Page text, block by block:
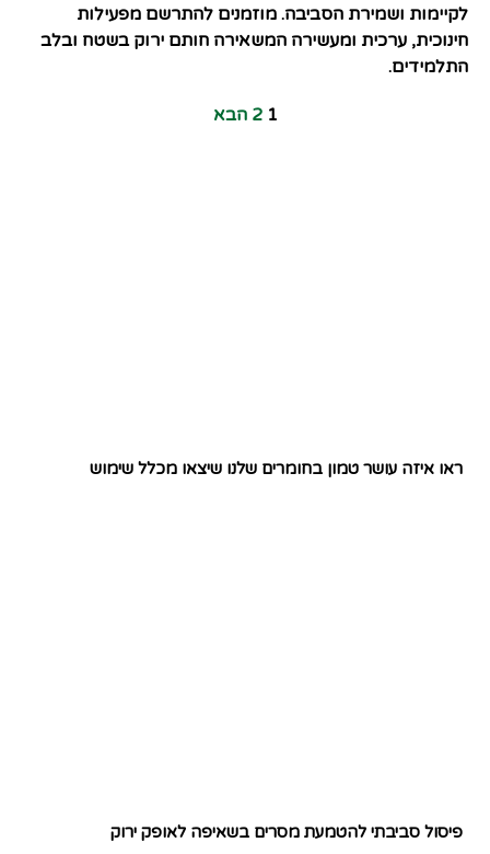
לקיימות ושמירת הסביבה. מוזמנים להתרשם מפעילות
חינוכית, ערכית ומעשירה המשאירה חותם ירוק בשטח ובלב
התלמידים.
1
2 הבא
ראו איזה עושר טמון בחומרים שלנו שיצאו מכלל שימוש
פיסול סביבתי להטמעת מסרים בשאיפה לאופק ירוק